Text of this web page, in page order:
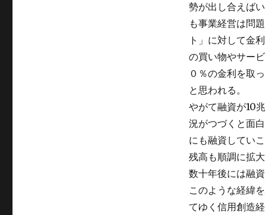
勢が出し合えば
も事業経営は問
ト」に対して金
の買い物やサー
０％の金利を取
と思われる。
やがて融資が10
況がつづくと面
にも融資してい
残高も順調に拡
数十年後には融
このような経緯
てゆく信用創造